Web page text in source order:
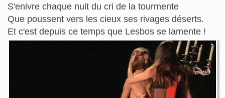
S'enivre chaque nuit du cri de la tourmente
Que poussent vers les cieux ses rivages déserts.
Et c'est depuis ce temps que Lesbos se lamente !